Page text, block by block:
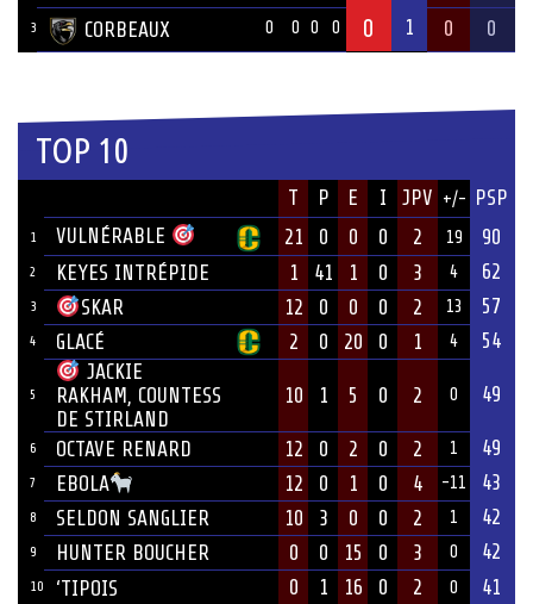
3 CORBEAUX 0 0 0 0 0 1 0 0
TOP 10
T P E I JPV +/- PSP
1 VULNÉRABLE 21 0 0 0 2 19 90
2 KEYES INTRÉPIDE 1 41 1 0 3 4 62
3 SKAR 12 0 0 0 2 13 57
4 GLACÉ 2 0 20 0 1 4 54
5
JACKIE
RAKHAM, COUNTESS
DE STIRLAND
10 1 5 0 2 0 49
6 OCTAVE RENARD 12 0 2 0 2 1 49
7 EBOLA 12 0 1 0 4 -11 43
8 SELDON SANGLIER 10 3 0 0 2 1 42
9 HUNTER BOUCHER 0 0 15 0 3 0 42
10 ‘TIPOIS 0 1 16 0 2 0 41